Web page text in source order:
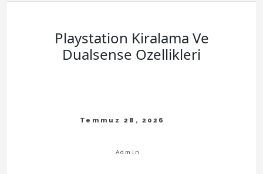
Playstation Kiralama Ve
Dualsense Ozellikleri